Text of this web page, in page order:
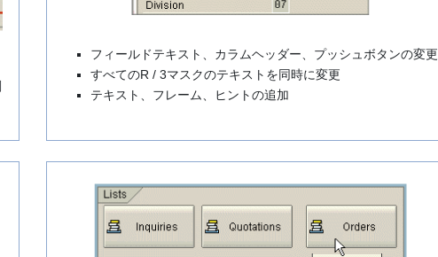
フィールドテキスト、カラムヘッダー、プッシュボタンの変更
すべてのR / 3マスクのテキストを同時に変更
テキスト、フレーム、ヒントの追加